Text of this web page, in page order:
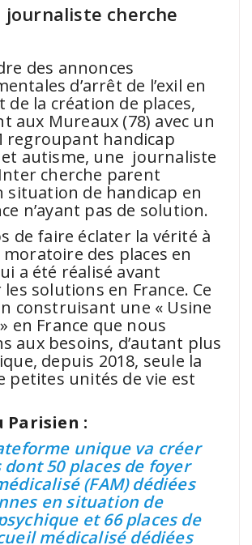
journaliste cherche
des annonces
d’arrêt de l’exil en
de la création de places,
aux Mureaux (78) avec un
regroupant handicap
autisme, une journaliste
cherche parent
situation de handicap en
n’ayant pas de solution.
de faire éclater la vérité à
des places en
a été réalisé avant
solutions en France. Ce
construisant une « Usine
en France que nous
aux besoins, d’autant plus
depuis 2018, seule la
petites unités de vie est
Parisien :
unique va créer
dont 50 places de foyer
(FAM) dédiées
en situation de
et 66 places de
médicalisé dédiées